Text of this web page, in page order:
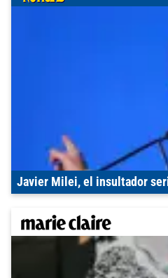
Javier Milei, el insultador